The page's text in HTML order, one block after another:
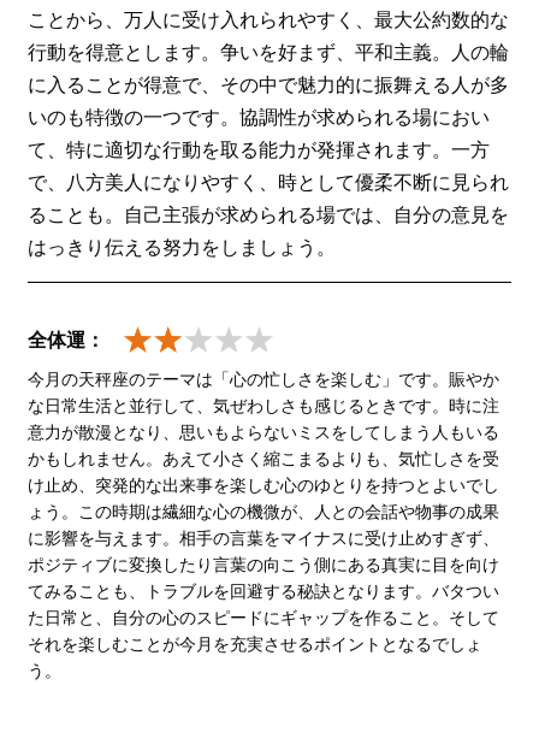
ことから、万人に受け入れられやすく、最大公約数的な
行動を得意とします。争いを好まず、平和主義。人の輪
に入ることが得意で、その中で魅力的に振舞える人が多
いのも特徴の一つです。協調性が求められる場におい
て、特に適切な行動を取る能力が発揮されます。一方
で、八方美人になりやすく、時として優柔不断に見られ
ることも。自己主張が求められる場では、自分の意見を
はっきり伝える努力をしましょう。
全体運：
今月の天秤座のテーマは「心の忙しさを楽しむ」です。賑やか
な日常生活と並行して、気ぜわしさも感じるときです。時に注
意力が散漫となり、思いもよらないミスをしてしまう人もいる
かもしれません。あえて小さく縮こまるよりも、気忙しさを受
け止め、突発的な出来事を楽しむ心のゆとりを持つとよいでし
ょう。この時期は繊細な心の機微が、人との会話や物事の成果
に影響を与えます。相手の言葉をマイナスに受け止めすぎず、
ポジティブに変換したり言葉の向こう側にある真実に目を向け
てみることも、トラブルを回避する秘訣となります。バタつい
た日常と、自分の心のスピードにギャップを作ること。そして
それを楽しむことが今月を充実させるポイントとなるでしょ
う。